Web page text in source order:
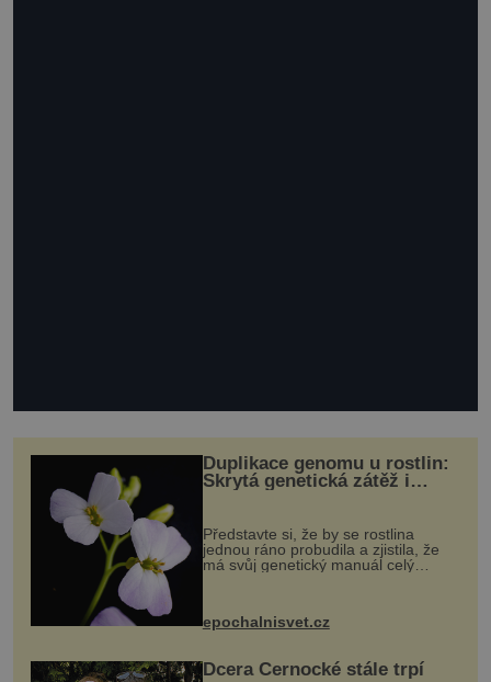
Duplikace genomu u rostlin:
Skrytá genetická zátěž i
Představte si, že by se rostlina
jednou ráno probudila a zjistila, že
má svůj genetický manuál celý
vstupenka...
epochalnisvet.cz
Dcera Černocké stále trpí